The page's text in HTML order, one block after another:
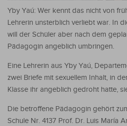
Yby Yaú: Wer kennt das nicht von
Lehrerin unsterblich verliebt war. In
will der Schüler aber nach dem
Pädagogin angeblich umbringen.
Eine Lehrerin aus Yby Yaú,
zwei Briefe mit sexuellem Inhalt, in
Klasse ihr angeblich gedroht hatte,
Die betroffene Pädagogin gehört
Schule Nr. 4137 Prof. Dr. Luis María